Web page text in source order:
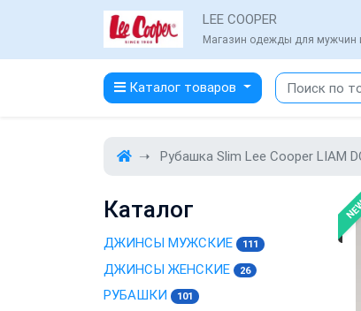
LEE COOPER
Магазин одежды для мужчин
Каталог товаров
Рубашка Slim Lee Cooper LIAM
Каталог
ДЖИНСЫ МУЖСКИЕ 111
ДЖИНСЫ ЖЕНСКИЕ 26
РУБАШКИ 101